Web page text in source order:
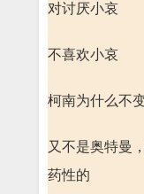
对讨厌小哀
不喜欢小哀
柯南为什么不
又不是奥特曼
药性的